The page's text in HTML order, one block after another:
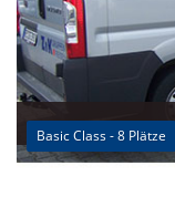
Basic Class - 8 Plätze